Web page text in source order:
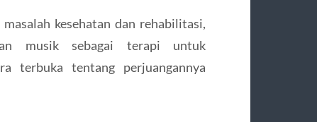
kesehatan dan rehabilitasi,
musik sebagai terapi untuk
terbuka tentang perjuangannya